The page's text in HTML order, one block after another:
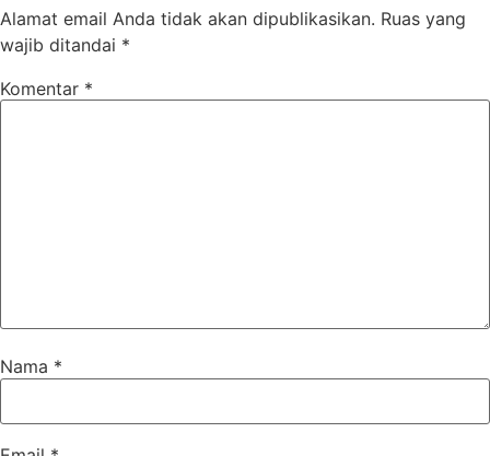
Alamat email Anda tidak akan dipublikasikan. Ruas yang
wajib ditandai *
Komentar *
Nama *